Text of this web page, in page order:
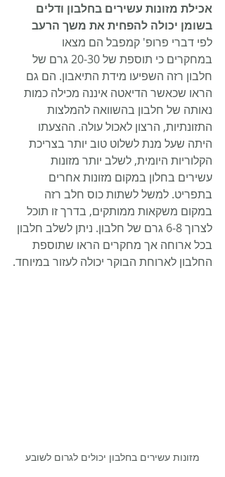
אכילת מזונות עשירים בחלבון ודלים
בשומן יכולה להפחית את משך הרעב
לפי דברי פרופ' קמפבל הם מצאו
במחקרים כי תוספת של 20-30 גרם של
חלבון רזה השפיעו מידת התיאבון. הם גם
הראו שכאשר הדיאטה איננה מכילה כמות
נאותה של חלבון בהשוואה להמלצות
התזונתיות, הרצון לאכול עולה. ההצעתו
היתה שעל מנת לשלוט טוב יותר בצריכת
הקלוריות היומית, לשלב יותר מזונות
עשירים בחלון במקום מזונות אחרים
בתפריט. למשל לשתות כוס חלב רזה
במקום משקאות ממותקים, בדרך זו תוכל
לצרוך 6-8 גרם של חלבון. ניתן לשלב חלבון
בכל ארוחה אך מחקרים הראו שתוספת
החלבון לארוחת הבוקר יכולה לעזור במיוחד.
מזונות עשירים בחלבון יכולים לגרום לשובע